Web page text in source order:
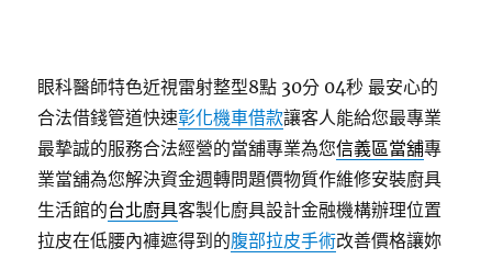
眼科醫師特色近視雷射整型8點 30分 04秒 最安心的
合法借錢管道快速彰化機車借款讓客人能給您最專業
最摯誠的服務合法經營的當舖專業為您信義區當舖專
業當舖為您解決資金週轉問題價物質作維修安裝廚具
生活館的台北廚具客製化廚具設計金融機構辦理位置
拉皮在低腰內褲遮得到的腹部拉皮手術改善價格讓妳